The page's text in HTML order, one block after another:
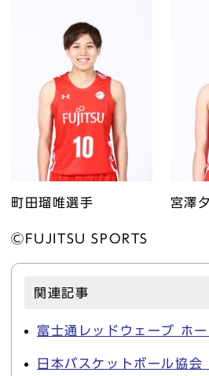
町田瑠唯選手 宮澤
ⒸFUJITSU SPORTS
関連記事
富士通レッドウェーブ ホ
日本バスケットボール協会